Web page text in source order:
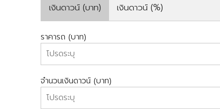
เงินดาวน์ (บาท) เงินดาวน์ (%)
ราคารถ (บาท)
จำนวนเงินดาวน์ (บาท)